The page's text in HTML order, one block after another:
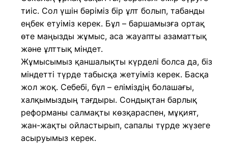
тиіс. Сол үшін бәріміз бір ұлт болып, табанды
еңбек етуіміз керек. Бұл – баршамызға ортақ
өте маңызды жұмыс, аса жауапты азаматтық
және ұлттық міндет.
Жұмысымыз қаншалықты күрделі болса да, біз
міндетті түрде табысқа жетуіміз керек. Басқа
жол жоқ. Себебі, бұл – еліміздің болашағы,
халқымыздың тағдыры. Сондықтан барлық
реформаны салмақты көзқараспен, мұқият,
жан-жақты ойластырып, сапалы түрде жүзеге
асыруымыз керек.